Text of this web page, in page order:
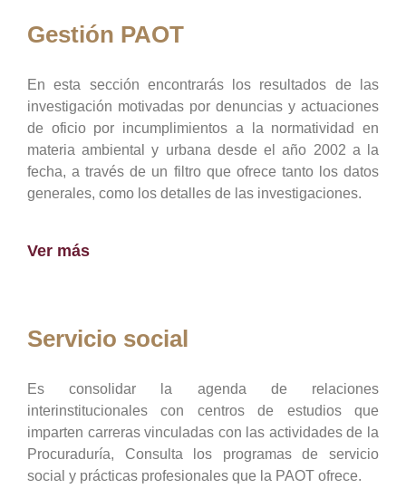
Gestión PAOT
En esta sección encontrarás los resultados de las
investigación motivadas por denuncias y actuaciones
de oficio por incumplimientos a la normatividad en
materia ambiental y urbana desde el año 2002 a la
fecha, a través de un filtro que ofrece tanto los datos
generales, como los detalles de las investigaciones.
Ver más
Servicio social
Es consolidar la agenda de relaciones
interinstitucionales con centros de estudios que
imparten carreras vinculadas con las actividades de la
Procuraduría, Consulta los programas de servicio
social y prácticas profesionales que la PAOT ofrece.